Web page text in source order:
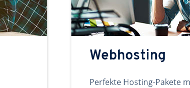
Webhosting
Perfekte Hosting-Pakete